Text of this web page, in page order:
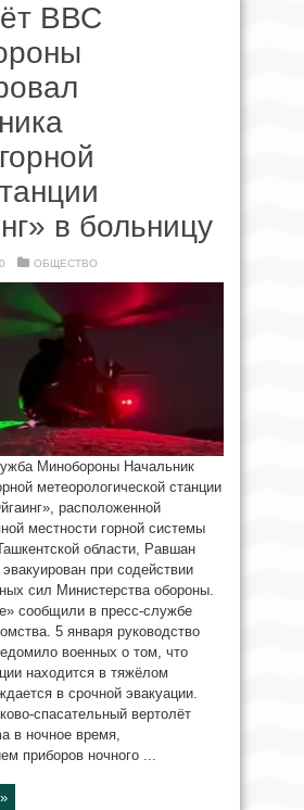
ВВС
в больницу
ОБЩЕСТВО
Минобороны Начальник
метеорологической станции
расположенной
местности горной системы
области, Равшан
при содействии
сил Министерства обороны.
сообщили в пресс-службе
5 января руководство
военных о том, что
находится в тяжёлом
в срочной эвакуации.
спасательный вертолёт
в ночное время,
приборов ночного ...